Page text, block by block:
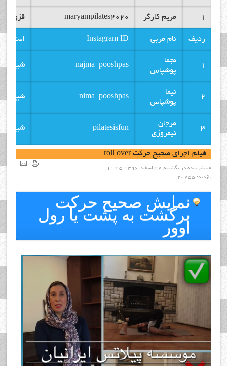
1 مریم کارگر maryampilates2020 قزوین
ردیف نام مربی Instagram ID استان
1
نجما
پوشپاس
najma_pooshpas شیراز
2
نیما
پوشپاس
nima_pooshpas شیراز
3
مرجان
نیمروزی
pilatesisfun شیراز
فيلم اجراي صحيح حرکت roll over
منتشر شده در یکشنبه, 27 اسفند 1396 11:25
بازدید: 20755
نمايش صحيح حركت
برگشت به پشت يا رول
اوور